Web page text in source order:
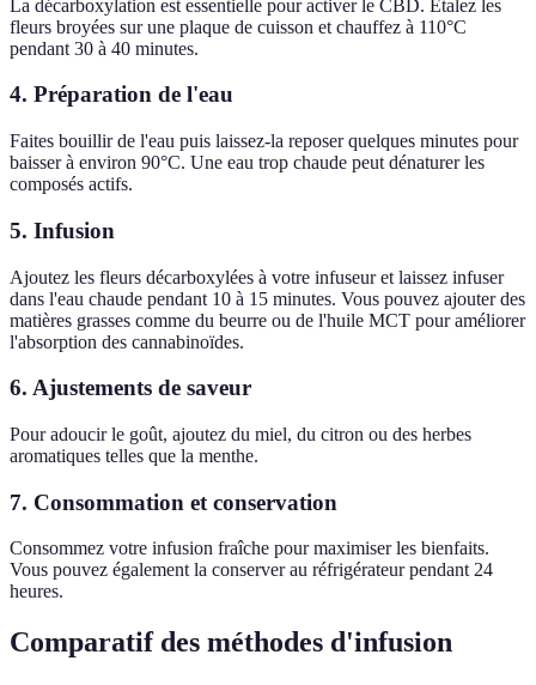
La décarboxylation est essentielle pour activer le CBD. Étalez les
fleurs broyées sur une plaque de cuisson et chauffez à 110°C
pendant 30 à 40 minutes.
4. Préparation de l'eau
Faites bouillir de l'eau puis laissez-la reposer quelques minutes pour
baisser à environ 90°C. Une eau trop chaude peut dénaturer les
composés actifs.
5. Infusion
Ajoutez les fleurs décarboxylées à votre infuseur et laissez infuser
dans l'eau chaude pendant 10 à 15 minutes. Vous pouvez ajouter des
matières grasses comme du beurre ou de l'huile MCT pour améliorer
l'absorption des cannabinoïdes.
6. Ajustements de saveur
Pour adoucir le goût, ajoutez du miel, du citron ou des herbes
aromatiques telles que la menthe.
7. Consommation et conservation
Consommez votre infusion fraîche pour maximiser les bienfaits.
Vous pouvez également la conserver au réfrigérateur pendant 24
heures.
Comparatif des méthodes d'infusion